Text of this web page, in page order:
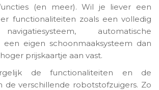
(en meer). Wil je liever een
functionaliteiten zoals een volledig
automatische
een eigen schoonmaaksysteem dan
prijskaartje aan vast.
de functionaliteiten en de
de verschillende robotstofzuigers. Zo